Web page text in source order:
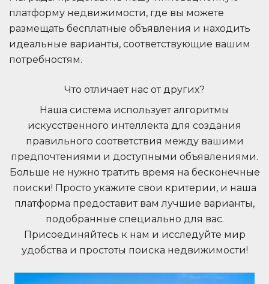
платформу недвижимости, где вы можете
размещать бесплатные объявления и находить
идеальные варианты, соответствующие вашим
потребностям.
Что отличает нас от других?
Наша система использует алгоритмы
искусственного интеллекта для создания
правильного соответствия между вашими
предпочтениями и доступными объявлениями.
Больше не нужно тратить время на бесконечные
поиски! Просто укажите свои критерии, и наша
платформа предоставит вам лучшие варианты,
подобранные специально для вас.
Присоединяйтесь к нам и исследуйте мир
удобства и простоты поиска недвижимости!